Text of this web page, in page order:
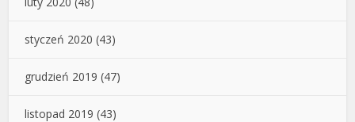
styczeń 2020 (43)
grudzień 2019 (47)
listopad 2019 (43)